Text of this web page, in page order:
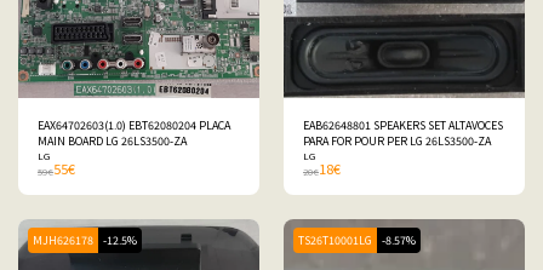
EAX64702603(1.0) EBT62080204 PLACA
MAIN BOARD LG 26LS3500-ZA
LG
59€55€
EAB62648801 SPEAKERS SET ALTAVOCES
PARA FOR POUR PER LG 26LS3500-ZA
LG
20€18€
MJH626178 -12.5% TS26T10001LG -8.57%